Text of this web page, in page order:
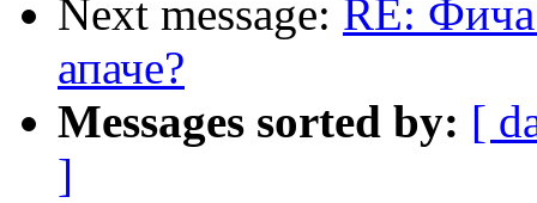
Next message: RE: Фича
апаче?
Messages sorted by: [
]